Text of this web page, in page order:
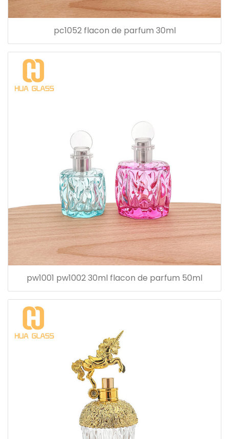
pc1052 flacon de parfum 30ml
pw1001 pw1002 30ml flacon de parfum 50ml